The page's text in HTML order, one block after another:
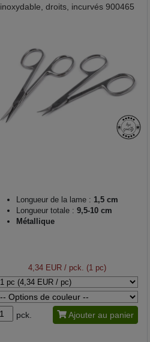
inoxydable, droits, incurvés 900465
Longueur de la lame : 1,5 cm
Longueur totale : 9,5-10 cm
Métallique
4,34 EUR / pck. (1 pc)
pck. Ajouter au panier